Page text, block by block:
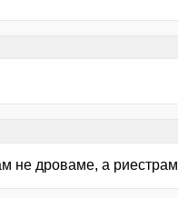
не дроваме, а риестрам